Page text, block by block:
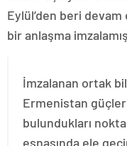
Eylül’den beri devam
bir anlaşma
İmzalanan ortak
Ermenistan güçleri
bulundukları
esnasında ele